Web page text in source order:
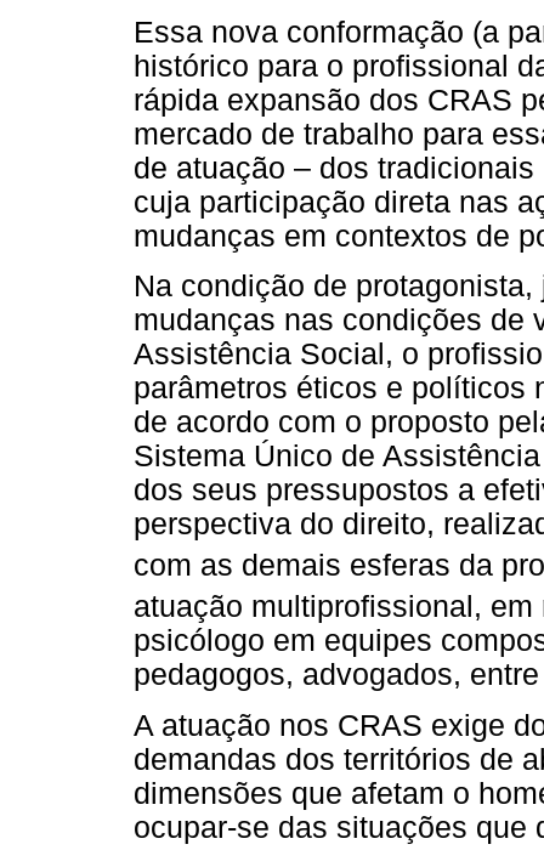
Essa nova conformação (a
histórico para o profissional
rápida expansão dos CRAS
mercado de trabalho para
de atuação – dos
cuja participação direta nas
mudanças em contextos de
Na condição de
mudanças nas condições de
Assistência Social, o
parâmetros éticos e políticos
de acordo com o proposto
Sistema Único de
dos seus pressupostos a
perspectiva do direito,
com as demais esferas da
atuação multiprofissional,
psicólogo em equipes
pedagogos, advogados,
A atuação nos CRAS exige
demandas dos territórios de
dimensões que afetam o
ocupar-se das situações que